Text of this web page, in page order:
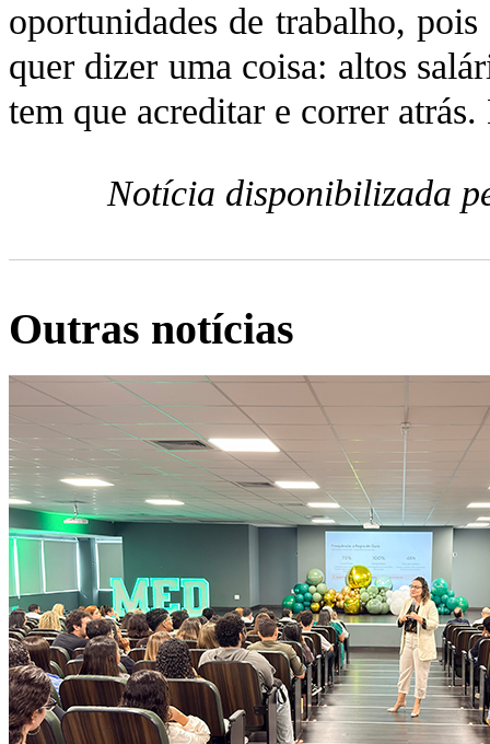
oportunidades de trabalho,
quer dizer uma coisa: altos
tem que acreditar e correr
Notícia disponibilizada
Outras notícias